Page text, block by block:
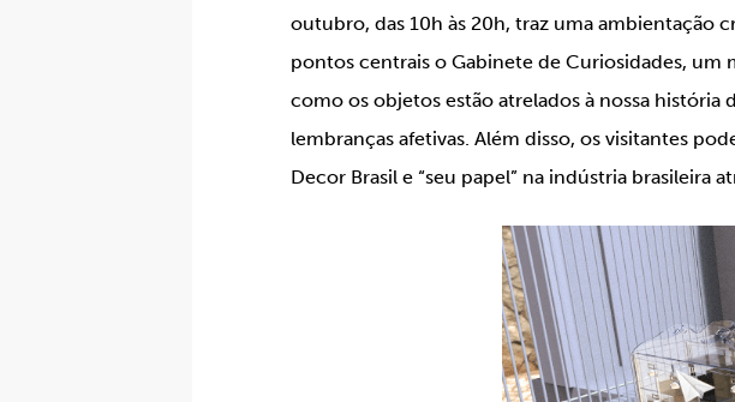
outubro, das 10h às 20h, traz uma ambientação
pontos centrais o Gabinete de Curiosidades, um
como os objetos estão atrelados à nossa
lembranças afetivas. Além disso, os visitantes
Decor Brasil e “seu papel” na indústria brasileira